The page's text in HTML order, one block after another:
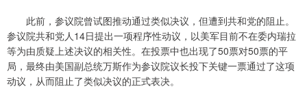
此前，参议院曾试图推动通过类似决议，但遭到共和党的阻止。
参议院共和党人14日提出一项程序性动议，以美军目前不在委内瑞拉
等为由质疑上述决议的相关性。在投票中也出现了50票对50票的平
局，最终由美国副总统万斯作为参议院议长投下关键一票通过了这项
动议，从而阻止了类似决议的正式表决。